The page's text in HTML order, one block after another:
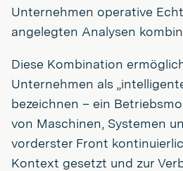
Unternehmen operative
angelegten Analysen
Diese Kombination
Unternehmen als
bezeichnen – ein
von Maschinen, Systemen
vorderster Front
Kontext gesetzt und zur